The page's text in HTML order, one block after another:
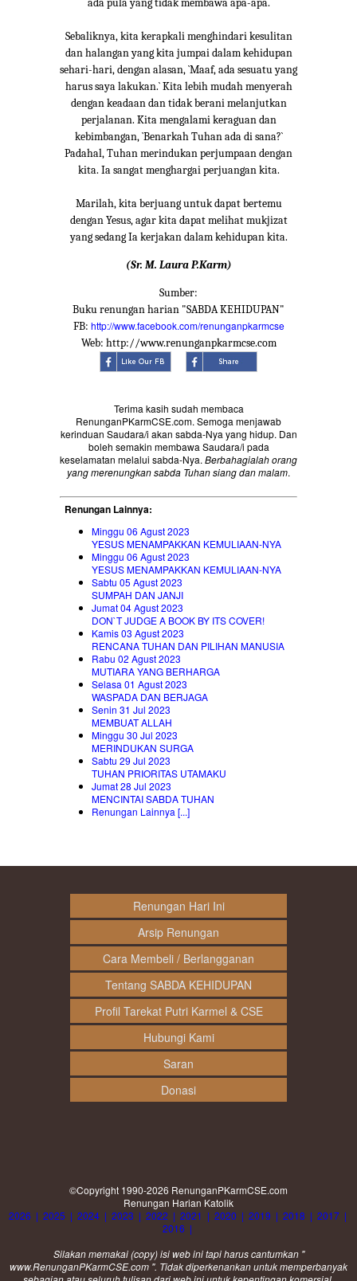
ada pula yang tidak membawa apa-apa.
Sebaliknya, kita kerapkali menghindari kesulitan
dan halangan yang kita jumpai dalam kehidupan
sehari-hari, dengan alasan, `Maaf, ada sesuatu yang
harus saya lakukan.` Kita lebih mudah menyerah
dengan keadaan dan tidak berani melanjutkan
perjalanan. Kita mengalami keraguan dan
kebimbangan, `Benarkah Tuhan ada di sana?`
Padahal, Tuhan merindukan perjumpaan dengan
kita. Ia sangat menghargai perjuangan kita.
Marilah, kita berjuang untuk dapat bertemu
dengan Yesus, agar kita dapat melihat mukjizat
yang sedang Ia kerjakan dalam kehidupan kita.
(Sr. M. Laura P.Karm)
Sumber:
Buku renungan harian "SABDA KEHIDUPAN"
FB: http://www.facebook.com/renunganpkarmcse
Web: http://www.renunganpkarmcse.com
Terima kasih sudah membaca
RenunganPKarmCSE.com. Semoga menjawab
kerinduan Saudara/i akan sabda-Nya yang hidup. Dan
boleh semakin membawa Saudara/i pada
keselamatan melalui sabda-Nya. Berbahagialah orang
yang merenungkan sabda Tuhan siang dan malam.
Renungan Lainnya:
Minggu 06 Agust 2023
YESUS MENAMPAKKAN KEMULIAAN-NYA
Minggu 06 Agust 2023
YESUS MENAMPAKKAN KEMULIAAN-NYA
Sabtu 05 Agust 2023
SUMPAH DAN JANJI
Jumat 04 Agust 2023
DON`T JUDGE A BOOK BY ITS COVER!
Kamis 03 Agust 2023
RENCANA TUHAN DAN PILIHAN MANUSIA
Rabu 02 Agust 2023
MUTIARA YANG BERHARGA
Selasa 01 Agust 2023
WASPADA DAN BERJAGA
Senin 31 Jul 2023
MEMBUAT ALLAH
Minggu 30 Jul 2023
MERINDUKAN SURGA
Sabtu 29 Jul 2023
TUHAN PRIORITAS UTAMAKU
Jumat 28 Jul 2023
MENCINTAI SABDA TUHAN
Renungan Lainnya [...]
Renungan Hari Ini
Arsip Renungan
Cara Membeli / Berlangganan
Tentang SABDA KEHIDUPAN
Profil Tarekat Putri Karmel & CSE
Hubungi Kami
Saran
Donasi
©Copyright 1990-2026 RenunganPKarmCSE.com
Renungan Harian Katolik
2026 | 2025 | 2024 | 2023 | 2022 | 2021 | 2020 | 2019 | 2018 | 2017 |
2016 |
Silakan memakai (copy) isi web ini tapi harus cantumkan "
www.RenunganPKarmCSE.com ". Tidak diperkenankan untuk memperbanyak